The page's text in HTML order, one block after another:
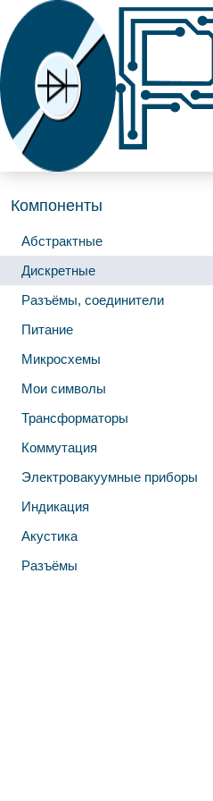
Компоненты
Абстрактные
Дискретные
Разъёмы, соединители
Питание
Микросхемы
Мои символы
Трансформаторы
Коммутация
Электровакуумные приборы
Индикация
Акустика
Разъёмы